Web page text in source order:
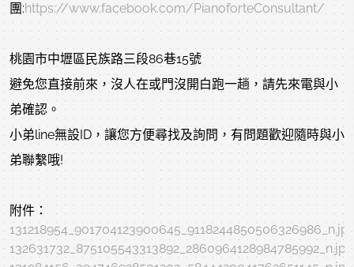
團:https://www.facebook.com/PianoforteConsultant/
桃園市中壢區民族路三段86巷15號
避免您直接前來，沒人在或門沒開白跑一趟，請先來電與小
弟確認。
小弟line無設ID，讓您方便尋找及詢問，有問題歡迎隨時與小
弟聯繫哦!
附件：
132631732_875105543313892_2860964128984785992_n.jpg